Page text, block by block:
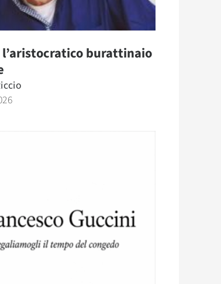
l’aristocratico burattinaio